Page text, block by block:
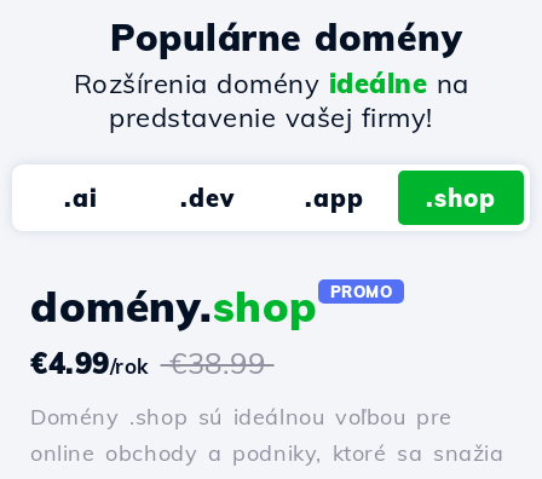
Populárne domény
Rozšírenia domény ideálne na
predstavenie vašej firmy!
.ai .dev .app .shop
domény.shop PROMO
€4.99/rok €38.99
Domény .shop sú ideálnou voľbou pre
online obchody a podniky, ktoré sa snažia